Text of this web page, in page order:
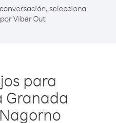
selecciona
Viber Out
para
Granada